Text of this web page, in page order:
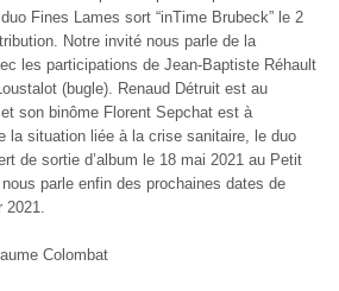
Fines Lames sort “inTime Brubeck” le 2
Notre invité nous parle de la
les participations de Jean-Baptiste Réhault
(bugle). Renaud Détruit est au
son binôme Florent Sepchat est à
la situation liée à la crise sanitaire, le duo
de sortie d’album le 18 mai 2021 au Petit
parle enfin des prochaines dates de
2021.
Colombat